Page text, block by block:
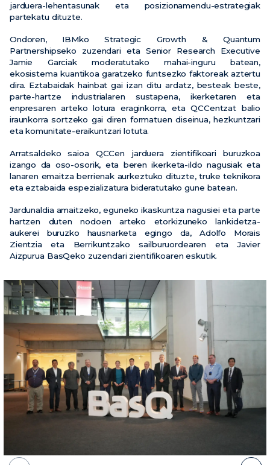
jarduera-lehentasunak eta posizionamendu-estrategiak
partekatu dituzte.
Ondoren, IBMko Strategic Growth & Quantum
Partnershipseko zuzendari eta Senior Research Executive
Jamie Garciak moderatutako mahai-inguru batean,
ekosistema kuantikoa garatzeko funtsezko faktoreak aztertu
dira. Eztabaidak hainbat gai izan ditu ardatz, besteak beste,
parte-hartze industrialaren sustapena, ikerketaren eta
enpresaren arteko lotura eraginkorra, eta QCCentzat balio
iraunkorra sortzeko gai diren formatuen diseinua, hezkuntzari
eta komunitate-eraikuntzari lotuta.
Arratsaldeko saioa QCCen jarduera zientifikoari buruzkoa
izango da oso-osorik, eta beren ikerketa-ildo nagusiak eta
lanaren emaitza berrienak aurkeztuko dituzte, truke teknikora
eta eztabaida espezializatura bideratutako gune batean.
Jardunaldia amaitzeko, eguneko ikaskuntza nagusiei eta parte
hartzen duten nodoen arteko etorkizuneko lankidetza-
aukerei buruzko hausnarketa egingo da, Adolfo Morais
Zientzia eta Berrikuntzako sailburuordearen eta Javier
Aizpurua BasQeko zuzendari zientifikoaren eskutik.